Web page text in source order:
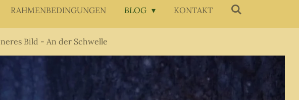
RAHMENBEDINGUNGEN BLOG KONTAKT
Bild - An der Schwelle